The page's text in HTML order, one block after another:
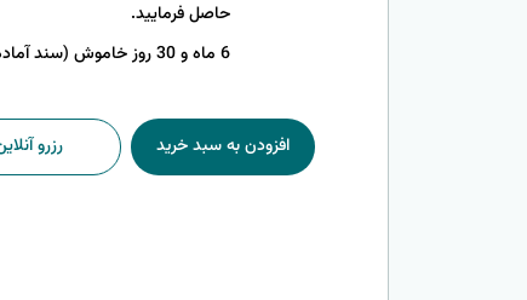
حاصل فرمایید.
6 ماه و 30 روز خاموش (سند آماده انتقال)
افزودن به سبد خرید رزرو